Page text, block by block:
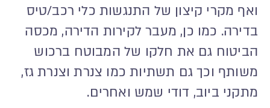
ואף מקרי קיצון של התנגשות כלי רכב/טיס
בדירה. כמו כן, מעבר לקירות הדירה, מכסה
הביטוח גם את חלקו של המבוטח ברכוש
משותף וכך גם תשתיות כמו צנרת וצנרת גז,
מתקני ביוב, דודי שמש ואחרים.